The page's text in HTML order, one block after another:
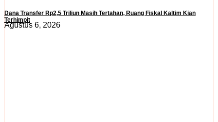
Dana Transfer Rp2,5 Triliun Masih Tertahan, Ruang Fiskal Kaltim Kian
Terhimpit
Agustus 6, 2026